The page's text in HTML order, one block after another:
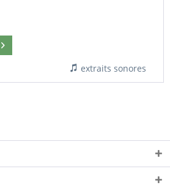
extraits sonores